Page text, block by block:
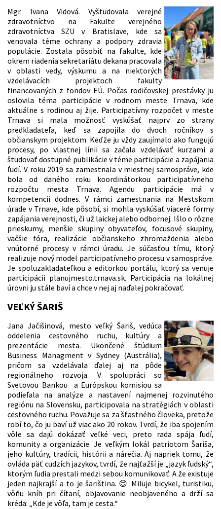
Mgr. Ivana Vidová. Vyštudovala verejné
zdravotníctvo na Fakulte verejného
zdravotníctva SZU v Bratislave, kde sa
venovala téme ochrany a podpory zdravia
populácie. Zostala pôsobiť na fakulte, kde
okrem riadenia sekretariátu dekana pracovala
v oblasti vedy, výskumu a na niektorých
vzdelávacích projektoch fakulty
financovaných z fondov EÚ. Počas rodičovskej prestávky ju
oslovila téma participácie v rodnom meste Trnava, kde
aktuálne s rodinou aj žije. Participatívny rozpočet v meste
Trnava si mala možnosť vyskúšať najprv zo strany
predkladateľa, keď sa zapojila do dvoch ročníkov s
občianskym projektom. Keďže ju vždy zaujímalo ako fungujú
procesy, po vlastnej línii sa začala vzdelávať kurzami a
študovať dostupné publikácie v téme participácie a zapájania
ľudí. V roku 2019 sa zamestnala v miestnej samospráve, kde
bola od daného roku koordinátorkou participatívneho
rozpočtu mesta Trnava. Agendu participácie má v
kompetencii dodnes. V rámci zamestnania na Mestskom
úrade v Trnave, kde pôsobí, si mohla vyskúšať viaceré formy
zapájania verejnosti, či už laickej alebo odbornej. Išlo o rôzne
prieskumy, menšie skupiny obyvateľov, focusové skupiny,
väčšie fóra, realizácie občianskeho zhromaždenia alebo
vnútorné procesy v rámci úradu. Je súčasťou tímu, ktorý
realizuje nový model participatívneho procesu v samospráve.
Je spoluzakladateľkou a editorkou portálu, ktorý sa venuje
participácii planujmesto.trnava.sk. Participácia na lokálnej
úrovni ju stále baví a chce v nej aj naďalej pokračovať.
VEĽKÝ ŠARIŠ
Jana Jačišinová, mesto veľký Šariš, vedúca
oddelenia cestovného ruchu, kultúry a
prezentácie mesta. Ukončené štúdium
Business Managment v Sydney (Austrália),
pričom sa vzdelávala ďalej aj na pôde
regionálneho rozvoja. V spolupráci so
Svetovou Bankou a Európskou komisiou sa
podieľala na analýze a nastavení najmenej rozvinutého
regiónu na Slovensku, participovala na stratégiách v oblasti
cestovného ruchu. Považuje sa za šťastného človeka, pretože
robí to, čo ju baví už viac ako 20 rokov. Tvrdí, že iba spojením
vôle sa dajú dokázať veľké veci, preto rada spája ľudí,
komunity a organizácie. Je veľkým lokál patriotom Šariša,
jeho kultúry, tradícii, histórii a nárečia. Aj napriek tomu, že
ovláda päť cudzích jazykov, tvrdí, že najťažší je „jazyk ľudský“,
ktorým ľudia prestali medzi sebou komunikovať. A že existuje
jeden najkrajší a to je šariština. 😊 Miluje bicykel, turistiku,
vôňu kníh pri čítaní, objavovanie neobjaveného a drží sa
kréda: „Kde je vôľa, tam je cesta.“